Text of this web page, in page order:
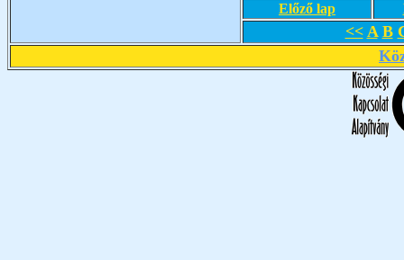
Előző lap
<< A B